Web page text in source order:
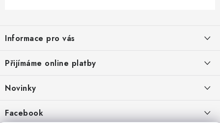
p
a
Informace pro vás
Jak nakupovat
Ochrana osobních údajů
Hodnocení obchodu
Přijímáme online platby
Novinky
Kryty, pouzdra, obaly na mobil Apple iPhone.
11.9.2022
Facebook